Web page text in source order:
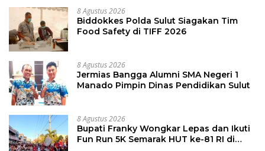
8 Agustus 2026
Biddokkes Polda Sulut Siagakan Tim
Food Safety di TIFF 2026
8 Agustus 2026
Jermias Bangga Alumni SMA Negeri 1
Manado Pimpin Dinas Pendidikan Sulut
8 Agustus 2026
Bupati Franky Wongkar Lepas dan Ikuti
Fun Run 5K Semarak HUT ke-81 RI di